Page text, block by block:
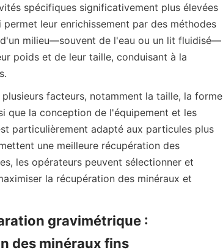
spécifiques significativement plus élevées
leur enrichissement par des méthodes
milieu—souvent de l'eau ou un lit fluidisé—
poids et de leur taille, conduisant à la
facteurs, notamment la taille, la forme
que la conception de l'équipement et les
particulièrement adapté aux particules plus
une meilleure récupération des
les opérateurs peuvent sélectionner et
la récupération des minéraux et
gravimétrique :